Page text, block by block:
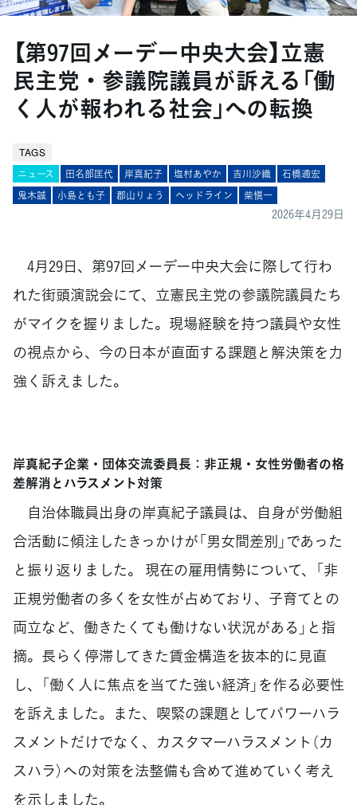
【第97回メーデー中央大会】立憲
民主党・参議院議員が訴える「働
く人が報われる社会」への転換
TAGS
ニュース 田名部匡代 岸真紀子 塩村あやか 吉川沙織
石橋通宏
鬼木誠
小島とも子 郡山りょう ヘッドライン 柴愼一
2026年4月29日
4月29日、第97回メーデー中央大会に際して行わ
れた街頭演説会にて、立憲民主党の参議院議員たち
がマイクを握りました。現場経験を持つ議員や女性
の視点から、今の日本が直面する課題と解決策を力
強く訴えました。
岸真紀子企業・団体交流委員長：非正規・女性労働者の格
差解消とハラスメント対策
自治体職員出身の岸真紀子議員は、自身が労働組
合活動に傾注したきっかけが「男女間差別」であった
と振り返りました。 現在の雇用情勢について、「非
正規労働者の多くを女性が占めており、子育てとの
両立など、働きたくても働けない状況がある」と指
摘。長らく停滞してきた賃金構造を抜本的に見直
し、「働く人に焦点を当てた強い経済」を作る必要性
を訴えました。また、喫緊の課題としてパワーハラ
スメントだけでなく、カスタマーハラスメント（カ
スハラ）への対策を法整備も含めて進めていく考え
を示しました。